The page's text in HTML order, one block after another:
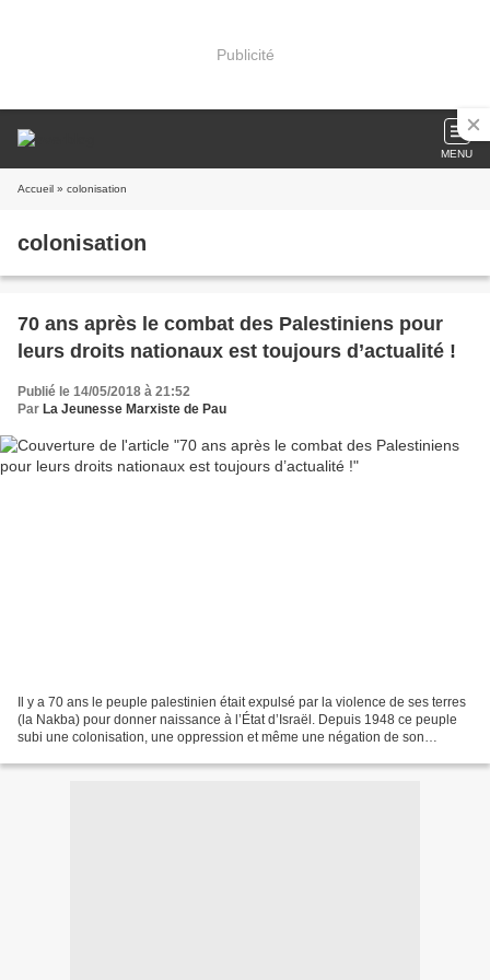
Publicité
MENU
Accueil » colonisation
colonisation
70 ans après le combat des Palestiniens pour
leurs droits nationaux est toujours d’actualité !
Publié le 14/05/2018 à 21:52
Par La Jeunesse Marxiste de Pau
Il y a 70 ans le peuple palestinien était expulsé par la violence de ses terres
(la Nakba) pour donner naissance à l’État d’Israël. Depuis 1948 ce peuple
subi une colonisation, une oppression et même une négation de son